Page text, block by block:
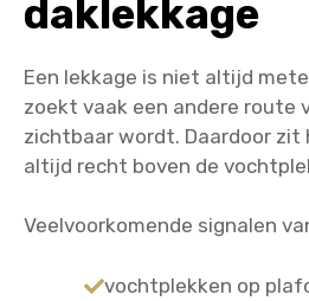
daklekkage
Een lekkage is niet altijd
zoekt vaak een andere route
zichtbaar wordt. Daardoor zit
altijd recht boven de
Veelvoorkomende signalen
vochtplekken op